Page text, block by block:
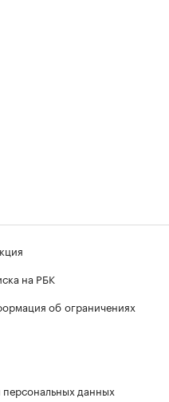
на РБК
об ограничениях
данных